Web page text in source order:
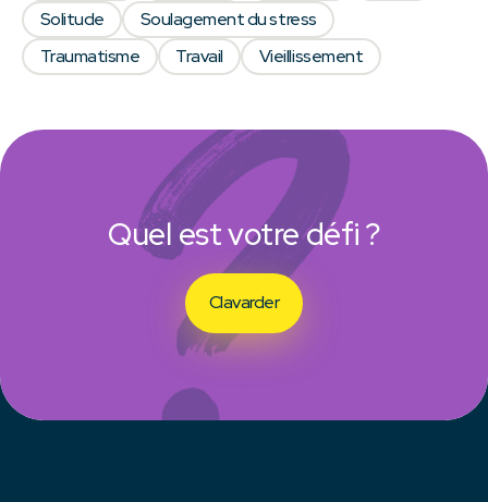
Quel est votre défi ?
Clavarder
Solitude
Soulagement du stress
Traumatisme
Travail Vieillissement